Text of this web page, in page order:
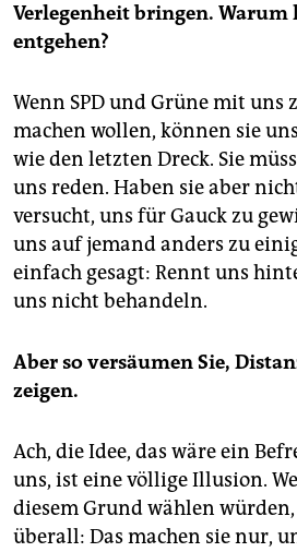
Verlegenheit bringen. Warum
entgehen?
Wenn SPD und Grüne mit uns
machen wollen, können sie
wie den letzten Dreck. Sie
uns reden. Haben sie aber
versucht, uns für Gauck zu
uns auf jemand anders zu
einfach gesagt: Rennt uns
uns nicht behandeln.
Aber so versäumen Sie,
zeigen.
Ach, die Idee, das wäre ein
uns, ist eine völlige Illusion.
diesem Grund wählen
überall: Das machen sie nur,